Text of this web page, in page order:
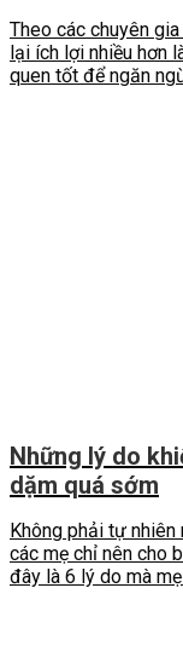
Theo các chuyên
lại ích lợi nhiều hơn
quen tốt để ngăn
Những lý do
dặm quá sớm
Không phải tự
các mẹ chỉ nên cho
đây là 6 lý do mà